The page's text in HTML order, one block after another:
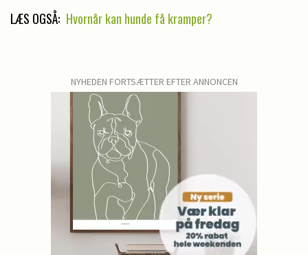
LÆS OGSÅ: Hvornår kan hunde få kramper?
NYHEDEN FORTSÆTTER EFTER ANNONCEN